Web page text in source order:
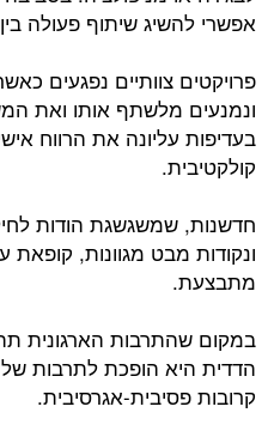
אפשרי להשיג שיתוף פעולה
פרויקטים צוותיים נפגעים
ונמנעים מלשתף אותו ואת
בעדיפות עליונה את הרווח
קולקטיבית.
חדשנות, שמשגשגת הודות
ונקודות מבט מגוונות,
מתבצעת.
במקום שהתרבות הארגונית
הדדית היא הופכת לתרבות
קרובות פסיבית-אגרסיבית.